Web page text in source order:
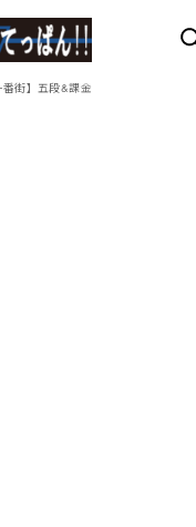
番街】五段&課金